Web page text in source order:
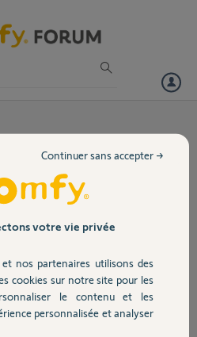
indoor
et ma camera avait un voyant vert
30s voir plus réinitialisation rien ni
votre vie privée
nos partenaires utilisons des
cookies sur notre site pour les
le contenu et les
personnalisée et analyser
Continuer sans accepter →